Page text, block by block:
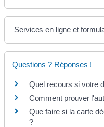
Services en ligne et
Questions ? Réponses !
Quel recours si votre
Comment prouver
Que faire si la carte
?